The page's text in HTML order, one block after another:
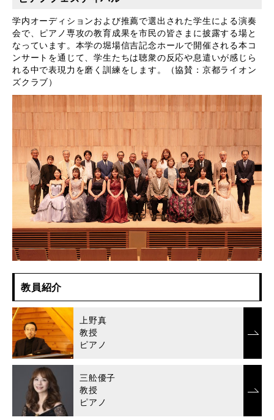
学内オーディションおよび推薦で選出された学生による演奏
会で、ピアノ専攻の教育成果を市民の皆さまに披露する場と
なっています。本学の堀場信吉記念ホールで開催される本コ
ンサートを通じて、学生たちは聴衆の反応や息遣いが感じら
れる中で表現力を磨く訓練をします。（協賛：京都ライオン
ズクラブ）
教員紹介
上野真
教授
ピアノ
三舩優子
教授
ピアノ